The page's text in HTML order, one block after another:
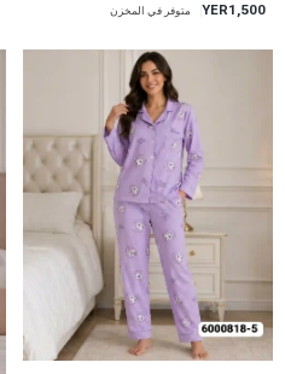
YER1,500 متوفر في المخزن